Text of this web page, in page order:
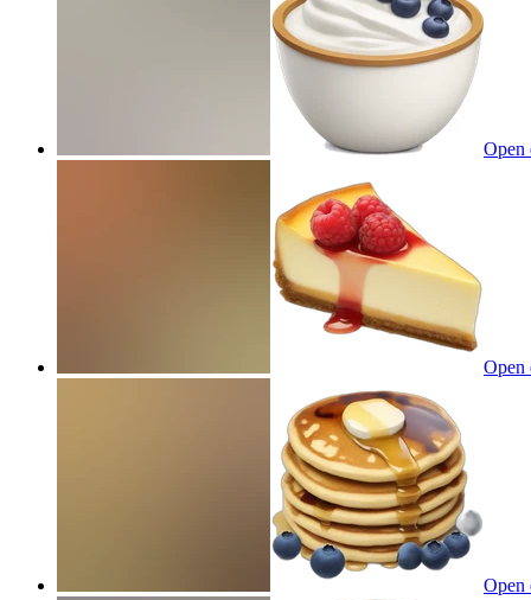
Open
Open
Open